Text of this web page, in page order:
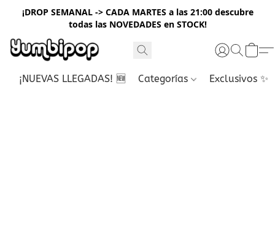
¡DROP SEMANAL -> CADA MARTES a las 21:00 descubre
todas las NOVEDADES en STOCK!
¡NUEVAS LLEGADAS! 🆕 Categorías Exclusivos ✨